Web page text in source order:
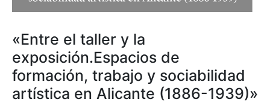
«Entre el taller y la
exposición.Espacios de
formación, trabajo y sociabilidad
artística en Alicante (1886-1939)»